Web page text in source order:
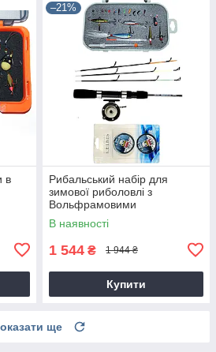
в
–21%
Рибальський набір для
зимової риболовлі з
Вольфрамовими
мормишками №3 + удочка
В наявності
1 544 ₴ 1 944 ₴
Купити
ще